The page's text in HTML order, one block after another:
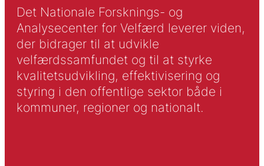
Det Nationale Forsknings- og
Analysecenter for Velfærd leverer viden,
der bidrager til at udvikle
velfærdssamfundet og til at styrke
kvalitetsudvikling, effektivisering og
styring i den offentlige sektor både i
kommuner, regioner og nationalt.